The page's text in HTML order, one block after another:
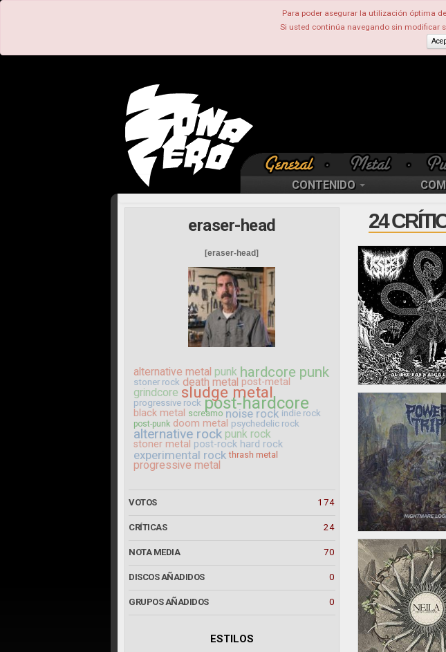
Para poder asegurar la utilización óptima
Si usted continúa navegando sin modificar
CONTENIDO
eraser-head
[eraser-head]
alternative metal punk hardcore punk
stoner rock death metal post-metal
grindcore sludge metal
progressive rock post-hardcore
black metal screamo noise rock indie rock
post-punk doom metal psychedelic rock
alternative rock punk rock
stoner metal post-rock hard rock
experimental rock thrash metal
progressive metal
VOTOS 174
CRÍTICAS 24
NOTA MEDIA 70
DISCOS AÑADIDOS 0
GRUPOS AÑADIDOS 0
ESTILOS
24